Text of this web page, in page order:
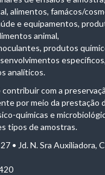
alimentos, famácos/
e equipamentos,
animal,
produtos
analíticos.
com a
por meio da prestação
químicas e
tipos de amostras.
• Jd. N. Sra Auxiliadora,